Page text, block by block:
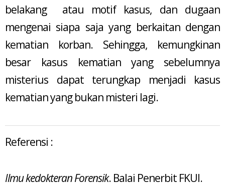
belakang atau motif kasus, dan dugaan
mengenai siapa saja yang berkaitan dengan
kematian korban. Sehingga, kemungkinan
besar kasus kematian yang sebelumnya
misterius dapat terungkap menjadi kasus
kematian yang bukan misteri lagi.
Referensi :
Ilmu kedokteran Forensik. Balai Penerbit FKUI.